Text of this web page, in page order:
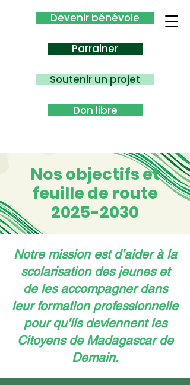
Devenir bénévole
Parrainer
Soutenir un projet
Don libre
Nos objectifs et
feuille de route
2025-2030
Notre mission est d’aider à la
scolarisation des jeunes et
de les accompagner dans
leur formation professionnelle
pour qu’ils deviennent les
Citoyens de Madagascar de
Demain.